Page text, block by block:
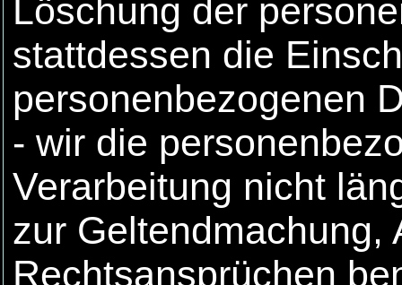
Löschung der
stattdessen die
personenbezogenen
- wir die
Verarbeitung nicht
zur Geltendmachung,
Rechtsansprüchen